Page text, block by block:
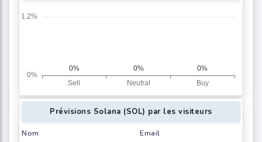
Prévisions Solana (SOL) par les visiteurs
Nom Email